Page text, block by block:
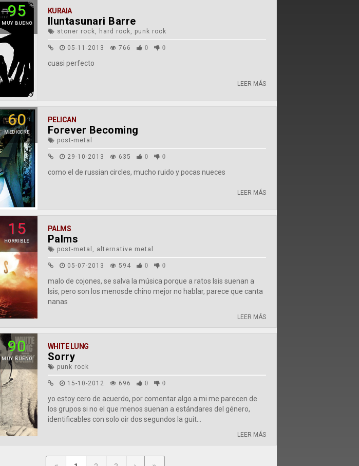
95
MUY BUENO
KURAIA
Iluntasunari Barre
stoner rock, hard rock, punk rock
05-11-2013 766 0 0
cuasi perfecto
LEER MÁS
60
MEDIOCRE
PELICAN
Forever Becoming
post-metal
29-10-2013 635 0 0
como el de russian circles, mucho ruido y pocas nueces
LEER MÁS
15
HORRIBLE
PALMS
Palms
post-metal, alternative metal
05-07-2013 594 0 0
malo de cojones, se salva la música porque a ratos Isis suenan a
Isis, pero son los menosde chino mejor no hablar, parece que canta
nanas
LEER MÁS
90
MUY BUENO
WHITE LUNG
Sorry
punk rock
15-10-2012 696 0 0
yo estoy cero de acuerdo, por comentar algo a mi me parecen de
los grupos si no el que menos suenan a estándares del género,
identificables con solo oir dos segundos la guit...
LEER MÁS